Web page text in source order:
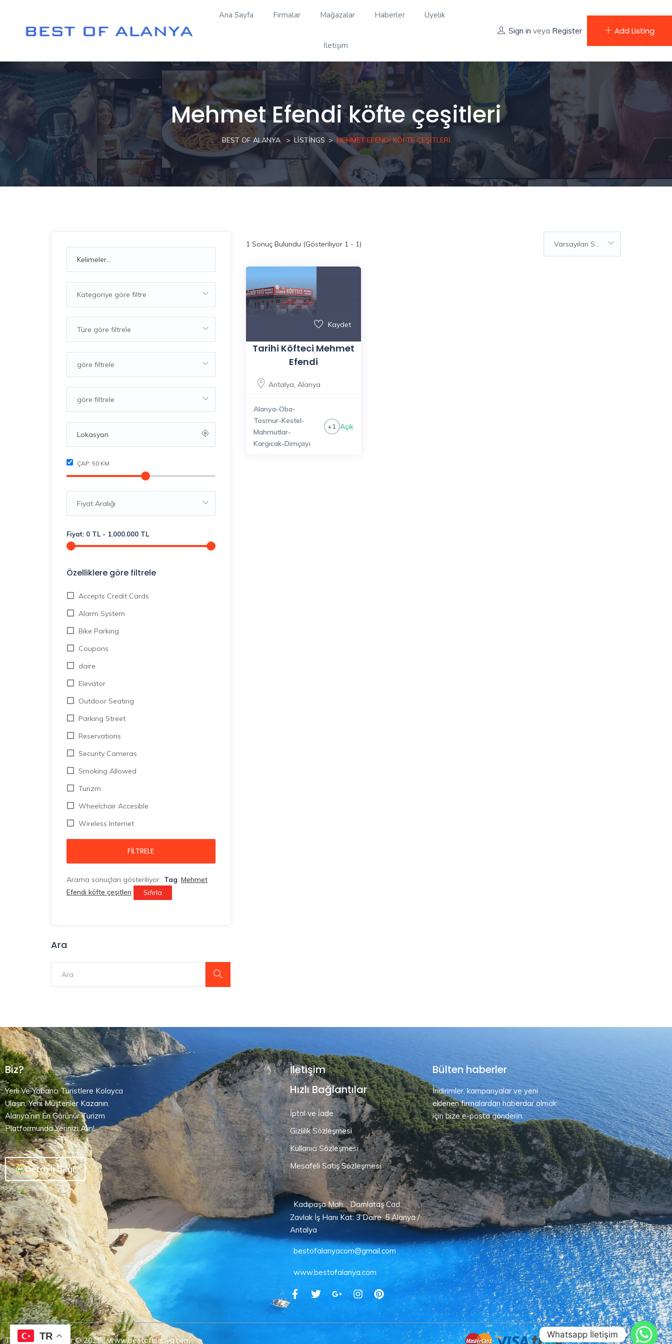
Ana Sayfa Firmalar Mağazalar Haberler Üyelik
İletişim
Sign in veya Register Add Listing
Mehmet Efendi köfte çeşitleri
BEST OF ALANYA LISTINGS MEHMET EFENDI KÖFTE ÇEŞITLERI
Kategoriye göre filtre
Türe göre filtrele
göre filtrele
göre filtrele
ÇAP: 50 KM
Fiyat Aralığı
Fiyat: 0 TL - 1.000.000 TL
Özelliklere göre filtrele
Accepts Credit Cards
Alarm System
Bike Parking
Coupons
daire
Elevator
Outdoor Seating
Parking Street
Reservations
Security Cameras
Smoking Allowed
Turizm
Wheelchair Accesible
Wireless Internet
FILTRELE
Arama sonuçları gösteriliyor Tag: Mehmet
Efendi köfte çeşitleri
Sıfırla
Ara
1 Sonuç Bulundu (Gösteriliyor 1 - 1) Varsayılan Sıralama
Kaydet
Tarihi Köfteci Mehmet
Efendi
Antalya, Alanya
Alanya-Oba-
Tosmur-Kestel-
Mahmutlar-
Kargıcak-Dimçayı
+1 Açık
Biz?
Yerli Ve Yabancı Turistlere Kolayca
Ulaşın, Yeni Müşteriler Kazanın.
Alanya’nın En Görünür Turizm
Platformunda Yerinizi Alın!
Detaylı Bilgi
İletişim
Hızlı Bağlantılar
İptal ve İade
Gizlilik Sözleşmesi
Kullanıcı Sözleşmesi
Mesafeli Satış Sözleşmesi
Kadıpaşa Mah. . Damlataş Cad.
Zavlak İş Hanı Kat: 3 Daire: 5 Alanya /
Antalya
bestofalanyacom@gmail.com
www.bestofalanya.com
Bülten haberler
İndirimler, kampanyalar ve yeni
eklenen firmalardan haberdar olmak
için bize e-posta gönderin.
Tüm Hakları Saklıdır © 2025 | www.bestofalanya.com
TR Whatsapp İletişim